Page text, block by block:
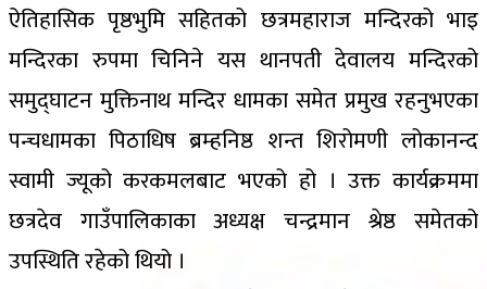
ऐतिहासिक पृष्ठभुमि सहितको छत्रमहाराज मन्दिरको भाइ
मन्दिरका रुपमा चिनिने यस थानपती देवालय मन्दिरको
समुद्घाटन मुक्तिनाथ मन्दिर धामका समेत प्रमुख रहनुभएका
पन्चधामका पिठाधिष ब्रम्हनिष्ठ शन्त शिरोमणी लोकानन्द
स्वामी ज्यूको करकमलबाट भएको हो । उक्त कार्यक्रममा
छत्रदेव गाउँपालिकाका अध्यक्ष चन्द्रमान श्रेष्ठ समेतको
उपस्थिति रहेको थियो ।